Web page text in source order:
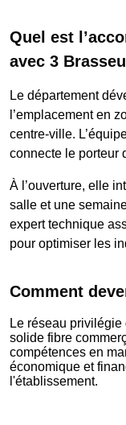
Quel est
avec 3
Le département
l’emplacement en
centre-ville.
connecte le porteur
À l’ouverture, elle
salle et une
expert technique
pour optimiser les
Comment
Le réseau
solide fibre
compétences en
économique et
l'établissement.